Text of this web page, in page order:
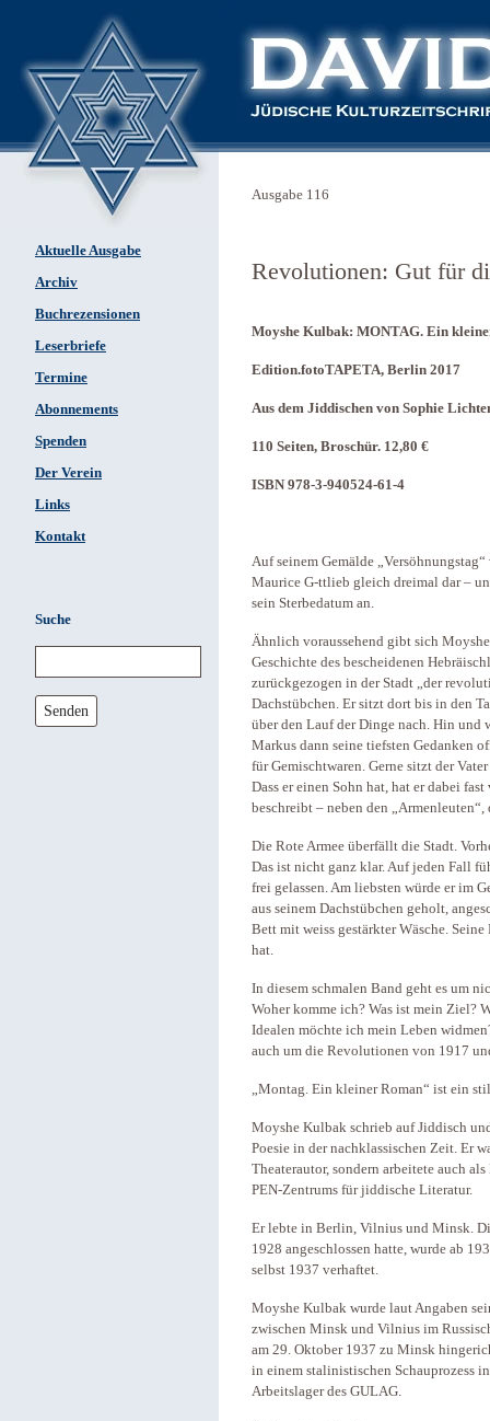
Aktuelle Ausgabe
Archiv
Buchrezensionen
Leserbriefe
Termine
Abonnements
Spenden
Der Verein
Links
Kontakt
Suche
Senden
Ausgabe 116
Revolutionen: Gut für
Moyshe Kulbak: MONTAG. Ein
Edition.fotoTAPETA, Berlin 2017
Aus dem Jiddischen von Sophie
110 Seiten, Broschür. 12,80 €
ISBN 978-3-940524-61-4
Auf seinem Gemälde
Maurice G-ttlieb gleich dreimal dar –
sein Sterbedatum an.
Ähnlich voraussehend gibt sich
Geschichte des bescheidenen
zurückgezogen in der Stadt „der
Dachstübchen. Er sitzt dort bis in den
über den Lauf der Dinge nach. Hin und
Markus dann seine tiefsten Gedanken
für Gemischtwaren. Gerne sitzt der
Dass er einen Sohn hat, hat er dabei
beschreibt – neben den
Die Rote Armee überfällt die Stadt.
Das ist nicht ganz klar. Auf jeden Fall
frei gelassen. Am liebsten würde er im
aus seinem Dachstübchen geholt,
Bett mit weiss gestärkter Wäsche.
hat.
In diesem schmalen Band geht es um
Woher komme ich? Was ist mein Ziel?
Idealen möchte ich mein Leben
auch um die Revolutionen von 1917
„Montag. Ein kleiner Roman“ ist ein
Moyshe Kulbak schrieb auf Jiddisch
Poesie in der nachklassischen Zeit. Er
Theaterautor, sondern arbeitete auch
PEN-Zentrums für jiddische Literatur.
Er lebte in Berlin, Vilnius und Minsk.
1928 angeschlossen hatte, wurde ab
selbst 1937 verhaftet.
Moyshe Kulbak wurde laut Angaben
zwischen Minsk und Vilnius im
am 29. Oktober 1937 zu Minsk
in einem stalinistischen Schauprozess
Arbeitslager des GULAG.